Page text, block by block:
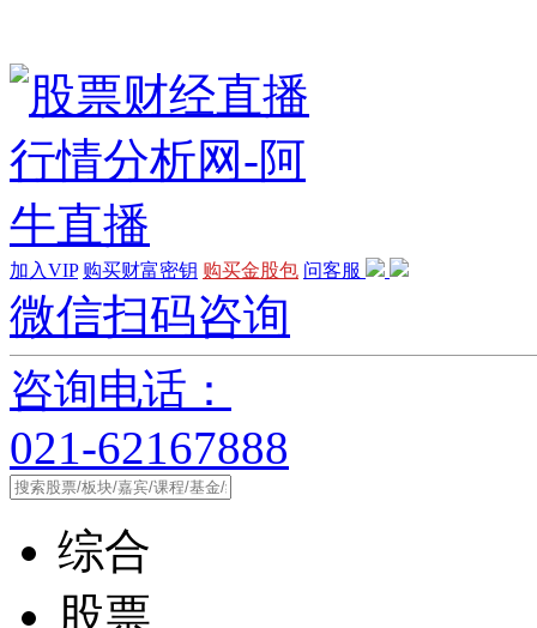
加入VIP 购买财富密钥 购买金股包 问客服
微信扫码咨询
咨询电话：
021-62167888
综合
股票